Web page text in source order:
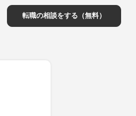
転職の相談をする（無料）